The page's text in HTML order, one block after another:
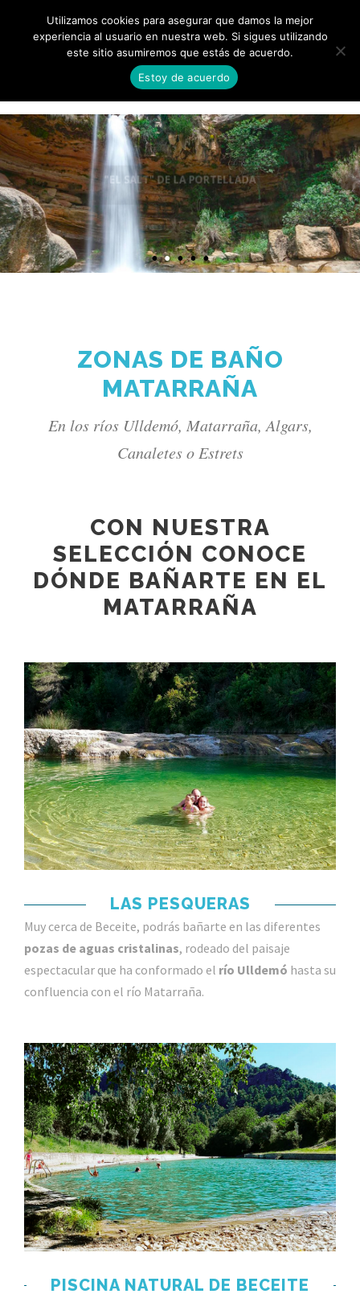
¡RESERVAR AHORA! [+34] 606 96 51 13
Una espectacular poza con un salto de agua de unos 20 metros de altura
"EL SALT" DE LA PORTELLADA
ZONAS DE BAÑO
MATARRAÑA
En los ríos Ulldemó, Matarraña, Algars,
Canaletes o Estrets
CON NUESTRA
SELECCIÓN CONOCE
DÓNDE BAÑARTE EN EL
MATARRAÑA
LAS PESQUERAS
Muy cerca de Beceite, podrás bañarte en las diferentes
pozas de aguas cristalinas, rodeado del paisaje
espectacular que ha conformado el río Ulldemó hasta su
confluencia con el río Matarraña.
PISCINA NATURAL DE BECEITE
Utilizamos cookies para asegurar que damos la mejor
experiencia al usuario en nuestra web. Si sigues utilizando
este sitio asumiremos que estás de acuerdo.
Estoy de acuerdo